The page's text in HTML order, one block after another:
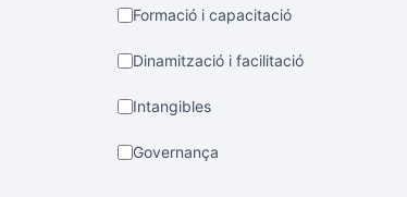
Formació i capacitació
Dinamització i facilitació
Intangibles
Governança